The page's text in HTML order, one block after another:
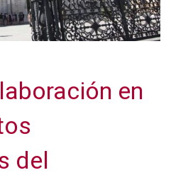
en
del